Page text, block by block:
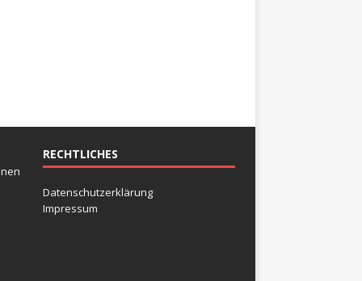
RECHTLICHES
Datenschutzerklärung
Impressum